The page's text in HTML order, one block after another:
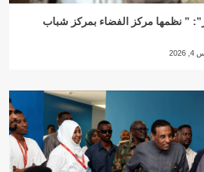
” نظمها مركز الفضاء بمركز شباب